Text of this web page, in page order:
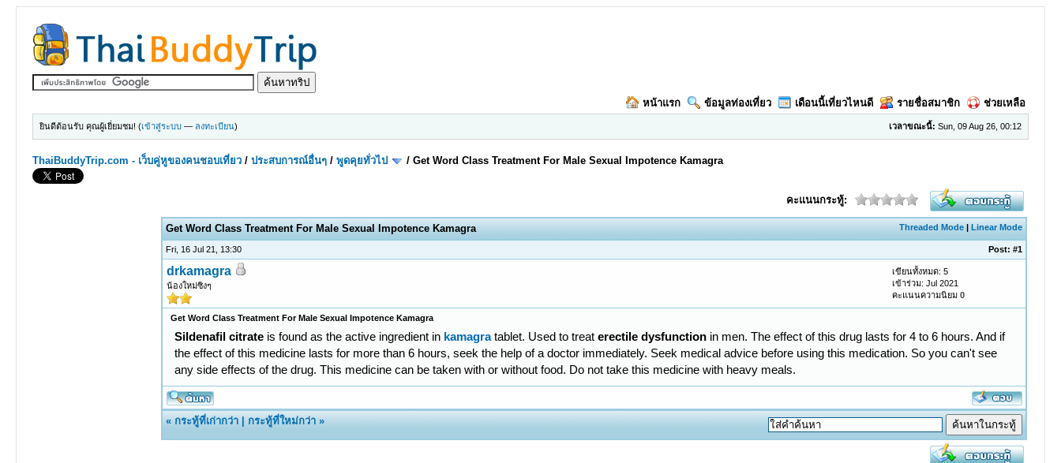
หน้าแรก ข้อมูลท่องเที่ยว เดือนนี้เที่ยวไหนดี รายชื่อสมาชิก ช่วยเหลือ
เวลาขณะนี้: Sun, 09 Aug 26, 00:12
ยินดีต้อนรับ คุณผู้เยี่ยมชม! (เข้าสู่ระบบ — ลงทะเบียน)
ThaiBuddyTrip.com - เว็บคู่หูของคนชอบเที่ยว /ประสบการณ์อื่นๆ /พูดคุยทั่วไป /Get Word Class Treatment For Male Sexual Impotence Kamagra
คะแนนกระทู้:
Threaded Mode |Linear Mode
Get Word Class Treatment For Male Sexual Impotence Kamagra
Fri, 16 Jul 21, 13:30 Post:#1
drkamagra
น้องใหม่ซิงๆ
เขียนทั้งหมด: 5
เข้าร่วม: Jul 2021
คะแนนความนิยม0
Get Word Class Treatment For Male Sexual Impotence Kamagra
Sildenafil citrate is found as the active ingredient in kamagratablet. Used to treaterectile dysfunction in men. The effect of this drug lasts for 4 to 6 hours. And if
the effect of this medicine lasts for more than 6 hours, seek the help of a doctor immediately. Seek medical advice before using this medication. So you can't see
any side effects of the drug. This medicine can be taken with or without food. Do not take this medicine with heavy meals.
«กระทู้ที่เก่ากว่า |กระทู้ที่ใหม่กว่า »